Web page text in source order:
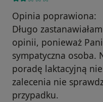
Opinia poprawiona:
Długo
opinii, ponieważ
sympatyczna osoba.
poradę laktacyjną
zalecenia nie
przypadku.